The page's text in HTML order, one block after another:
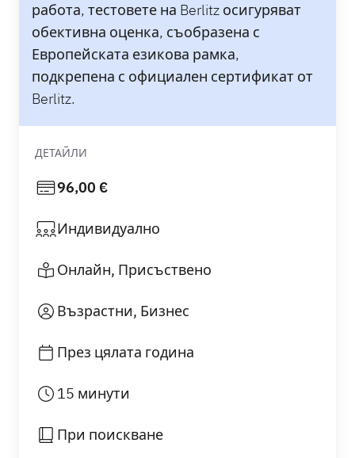
работа, тестовете на Berlitz осигуряват
обективна оценка, съобразена с
Европейската езикова рамка,
подкрепена с официален сертификат от
Berlitz.
ДЕТАЙЛИ
96,00 €
Индивидуално
Онлайн, Присъствено
Възрастни, Бизнес
През цялата година
15 минути
При поискване